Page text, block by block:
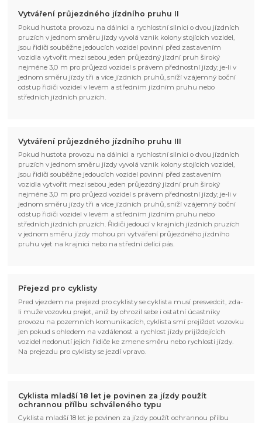
Vytváření průjezdného jízdního pruhu II
Pokud hustota provozu na dálnici a rychlostní silnici o dvou jízdních
pruzích v jednom směru jízdy vyvolá vznik kolony stojících vozidel,
jsou řidiči souběžne jedoucích vozidel povinni před zastavením
vozidla vytvořit mezi sebou jeden průjezdný jízdní pruh široký
nejméne 3,0 m pro průjezd vozidel s právem přednostní jízdy; je-li v
jednom směru jízdy tři a více jízdních pruhů, sníží vzájemný boční
odstup řidiči vozidel v levém a středním jízdním pruhu nebo
středních jízdních pruzích.
Vytváření průjezdného jízdního pruhu III
Pokud hustota provozu na dálnici a rychlostní silnici o dvou jízdních
pruzích v jednom směru jízdy vyvolá vznik kolony stojících vozidel,
jsou řidiči souběžne jedoucích vozidel povinni před zastavením
vozidla vytvořit mezi sebou jeden průjezdný jízdní pruh široký
nejméne 3,0 m pro průjezd vozidel s právem přednostní jízdy; je-li v
jednom směru jízdy tři a více jízdních pruhů, sníží vzájemný boční
odstup řidiči vozidel v levém a středním jízdním pruhu nebo
středních jízdních pruzích. Řidiči jedoucí v krajních jízdních pruzích
v jednom směru jízdy mohou pri vytváření průjezdného jízdního
pruhu vjet na krajnici nebo na střední delící pás.
Přejezd pro cyklisty
Pred vjezdem na prejezd pro cyklisty se cyklista musí presvedcit, zda-
li muže vozovku prejet, aniž by ohrozil sebe i ostatní úcastníky
provozu na pozemních komunikacích, cyklista smí prejíždet vozovku
jen pokud s ohledem na vzdálenost a rychlost jízdy prijíždejících
vozidel nedonutí jejich řidiče ke zmene směru nebo rychlosti jízdy.
Na prejezdu pro cyklisty se jezdí vpravo.
Cyklista mladší 18 let je povinen za jízdy použít
ochrannou přílbu schváleného typu
Cyklista mladší 18 let je povinen za jízdy použít ochrannou přílbu